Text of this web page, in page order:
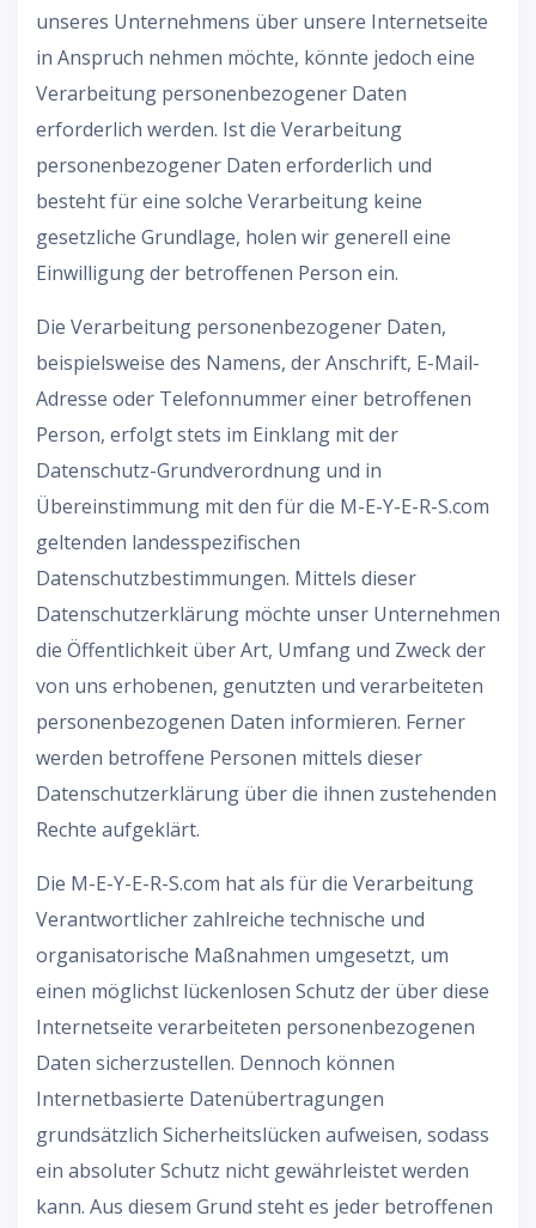
unseres Unternehmens über unsere Internetseite
in Anspruch nehmen möchte, könnte jedoch eine
Verarbeitung personenbezogener Daten
erforderlich werden. Ist die Verarbeitung
personenbezogener Daten erforderlich und
besteht für eine solche Verarbeitung keine
gesetzliche Grundlage, holen wir generell eine
Einwilligung der betroffenen Person ein.
Die Verarbeitung personenbezogener Daten,
beispielsweise des Namens, der Anschrift, E-Mail-
Adresse oder Telefonnummer einer betroffenen
Person, erfolgt stets im Einklang mit der
Datenschutz-Grundverordnung und in
Übereinstimmung mit den für die M-E-Y-E-R-S.com
geltenden landesspezifischen
Datenschutzbestimmungen. Mittels dieser
Datenschutzerklärung möchte unser Unternehmen
die Öffentlichkeit über Art, Umfang und Zweck der
von uns erhobenen, genutzten und verarbeiteten
personenbezogenen Daten informieren. Ferner
werden betroffene Personen mittels dieser
Datenschutzerklärung über die ihnen zustehenden
Rechte aufgeklärt.
Die M-E-Y-E-R-S.com hat als für die Verarbeitung
Verantwortlicher zahlreiche technische und
organisatorische Maßnahmen umgesetzt, um
einen möglichst lückenlosen Schutz der über diese
Internetseite verarbeiteten personenbezogenen
Daten sicherzustellen. Dennoch können
Internetbasierte Datenübertragungen
grundsätzlich Sicherheitslücken aufweisen, sodass
ein absoluter Schutz nicht gewährleistet werden
kann. Aus diesem Grund steht es jeder betroffenen